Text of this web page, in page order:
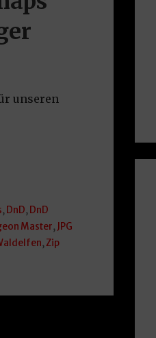
unseren
, DnD, DnD
Master, JPG
,Zip